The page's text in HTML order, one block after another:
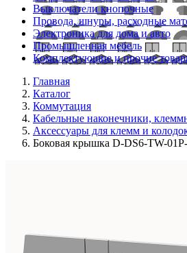
Выключатели кнопочные
Провода, шнуры, расходные
Электроника для дома и авто
Промышленная мебель
Комплектующие и прочие
Главная
Каталог
Коммутация
Кабельные наконечники,
Аксессуары для клемм и
Боковая крышка D-DS6-TW-